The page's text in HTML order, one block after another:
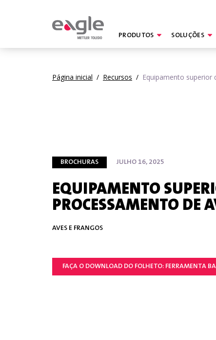
PRODUTOS SOLUÇÕES
Página inicial / Recursos / Equipamento superior
BROCHURAS JULHO 16, 2025
EQUIPAMENTO
PROCESSAMENTO DE
AVES E FRANGOS
FAÇA O DOWNLOAD DO FOLHETO: FERRAMENTA